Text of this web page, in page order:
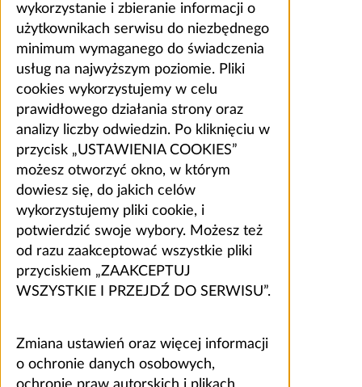
wykorzystanie i zbieranie informacji o
użytkownikach serwisu do niezbędnego
minimum wymaganego do świadczenia
usług na najwyższym poziomie. Pliki
cookies wykorzystujemy w celu
prawidłowego działania strony oraz
analizy liczby odwiedzin. Po kliknięciu w
przycisk „USTAWIENIA COOKIES”
możesz otworzyć okno, w którym
dowiesz się, do jakich celów
wykorzystujemy pliki cookie, i
potwierdzić swoje wybory. Możesz też
od razu zaakceptować wszystkie pliki
przyciskiem „ZAAKCEPTUJ
WSZYSTKIE I PRZEJDŹ DO SERWISU”.
Zmiana ustawień oraz więcej informacji
o ochronie danych osobowych,